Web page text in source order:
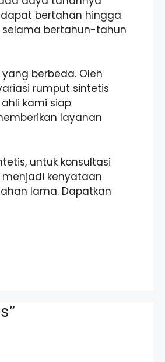
bertahan hingga
selama bertahun-tahun
berbeda. Oleh
rumput sintetis
kami siap
layanan
untuk konsultasi
kenyataan
lama. Dapatkan